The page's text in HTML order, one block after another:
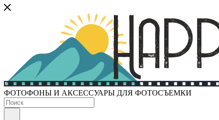
ФОТОФОНЫ И АКСЕССУАРЫ ДЛЯ ФОТОСЪЕМКИ